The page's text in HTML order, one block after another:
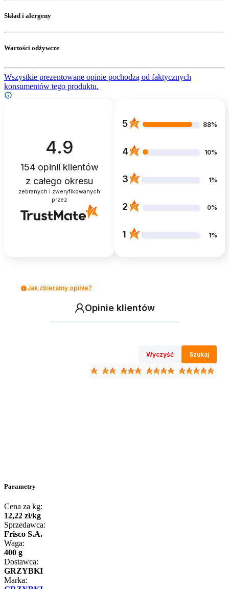
Skład i alergeny
Wartości odżywcze
Wszystkie prezentowane opinie pochodzą od faktycznych
konsumentów tego produktu.
4.9
154opinii klientów
z całego okresu
zebranych i zweryfikowanych
przez
5 88%
4 10%
3 1%
2 0%
1 1%
Jak zbieramy opinie?
Opinie klientów
Wyczyść Szukaj
Parametry
Cena za kg:
12,22 zł/kg
Sprzedawca:
Frisco S.A.
Waga:
400 g
Dostawca:
GRZYBKI
Marka: